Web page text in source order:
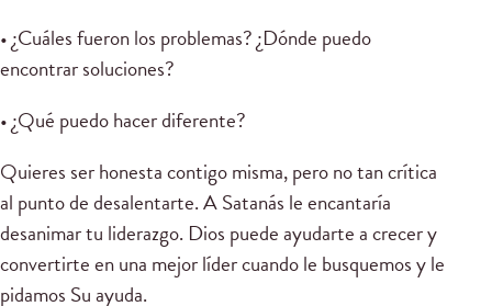
• ¿Cuáles fueron los problemas? ¿Dónde puedo
encontrar soluciones?
• ¿Qué puedo hacer diferente?
Quieres ser honesta contigo misma, pero no tan crítica
al punto de desalentarte. A Satanás le encantaría
desanimar tu liderazgo. Dios puede ayudarte a crecer y
convertirte en una mejor líder cuando le busquemos y le
pidamos Su ayuda.